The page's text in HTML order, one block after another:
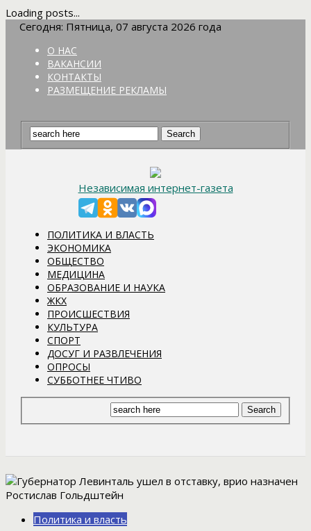
Loading posts...
Сегодня: Пятница, 07 августа 2026 года
О НАС
ВАКАНСИИ
КОНТАКТЫ
РАЗМЕЩЕНИЕ РЕКЛАМЫ
Независимая интернет-газета
ПОЛИТИКА И ВЛАСТЬ
ЭКОНОМИКА
ОБЩЕСТВО
МЕДИЦИНА
ОБРАЗОВАНИЕ И НАУКА
ЖКХ
ПРОИСШЕСТВИЯ
КУЛЬТУРА
СПОРТ
ДОСУГ И РАЗВЛЕЧЕНИЯ
ОПРОСЫ
СУББОТНЕЕ ЧТИВО
Политика и власть